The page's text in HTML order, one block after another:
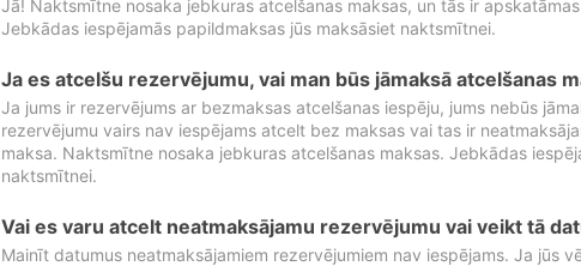
Jā! Naktsmītne nosaka jebkuras atcelšanas maksas, un tās ir
Jebkādas iespējamās papildmaksas jūs maksāsiet naktsmītnei.
Ja es atcelšu rezervējumu, vai man būs jāmaksā atcelšanas
Ja jums ir rezervējums ar bezmaksas atcelšanas iespēju, jums nebūs
rezervējumu vairs nav iespējams atcelt bez maksas vai tas ir
maksa. Naktsmītne nosaka jebkuras atcelšanas maksas. Jebkādas
naktsmītnei.
Vai es varu atcelt neatmaksājamu rezervējumu vai veikt tā
Mainīt datumus neatmaksājamiem rezervējumiem nav iespējams. Ja jūs